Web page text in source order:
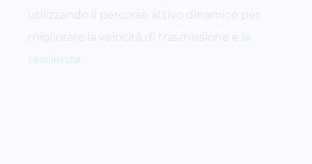
utilizzando il percorso attivo dinamico per
migliorare la velocità di trasmissione e
la
resilienza